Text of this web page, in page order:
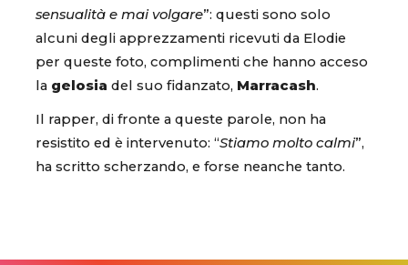
sensualità e mai volgare”: questi sono solo
alcuni degli apprezzamenti ricevuti da Elodie
per queste foto, complimenti che hanno acceso
la gelosia del suo fidanzato, Marracash.
Il rapper, di fronte a queste parole, non ha
resistito ed è intervenuto: “Stiamo molto calmi”,
ha scritto scherzando, e forse neanche tanto.